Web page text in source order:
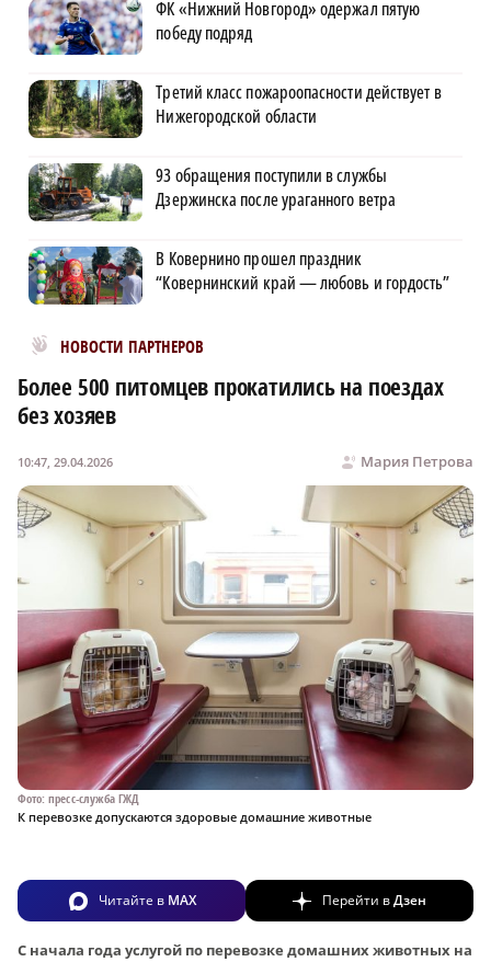
ФК «Нижний Новгород» одержал пятую
победу подряд
Третий класс пожароопасности действует в
Нижегородской области
93 обращения поступили в службы
Дзержинска после ураганного ветра
В Ковернино прошел праздник
“Ковернинский край — любовь и гордость”
НОВОСТИ ПАРТНЕРОВ
Новости МирТесен
Более 500 питомцев прокатились на поездах
без хозяев
Мария Петрова
10:47, 29.04.2026
Фото: пресс-служба ГЖД
К перевозке допускаются здоровые домашние животные
Читайте в MAX Перейти вДзен
С начала года услугой по перевозке домашних животных на